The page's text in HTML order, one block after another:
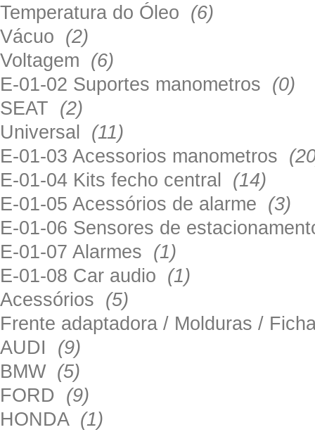
Temperatura do Óleo (6)
Vácuo (2)
Voltagem (6)
E-01-02 Suportes manometros (0)
SEAT (2)
Universal (11)
E-01-03 Acessorios manometros
E-01-04 Kits fecho central (14)
E-01-05 Acessórios de alarme (3)
E-01-06 Sensores de
E-01-07 Alarmes (1)
E-01-08 Car audio (1)
Acessórios (5)
Frente adaptadora / Molduras /
AUDI (9)
BMW (5)
FORD (9)
HONDA (1)